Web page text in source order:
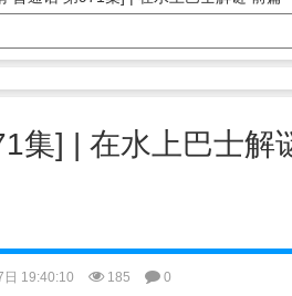
集] | 在水上巴士解
19:40:10 185 0